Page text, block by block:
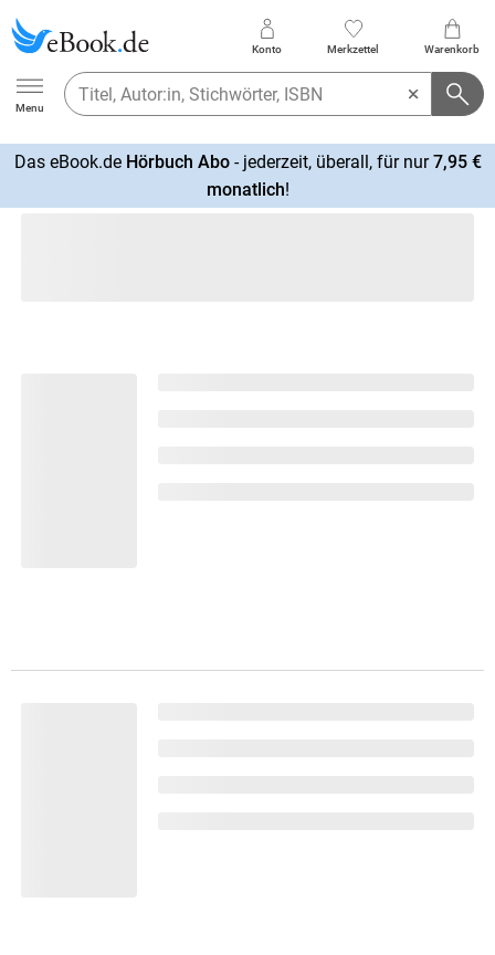
Ebook.de
Menu
Konto Merkzettel Warenkorb
Das eBook.de Hörbuch Abo- jederzeit, überall, für nur7,95 €
monatlich!